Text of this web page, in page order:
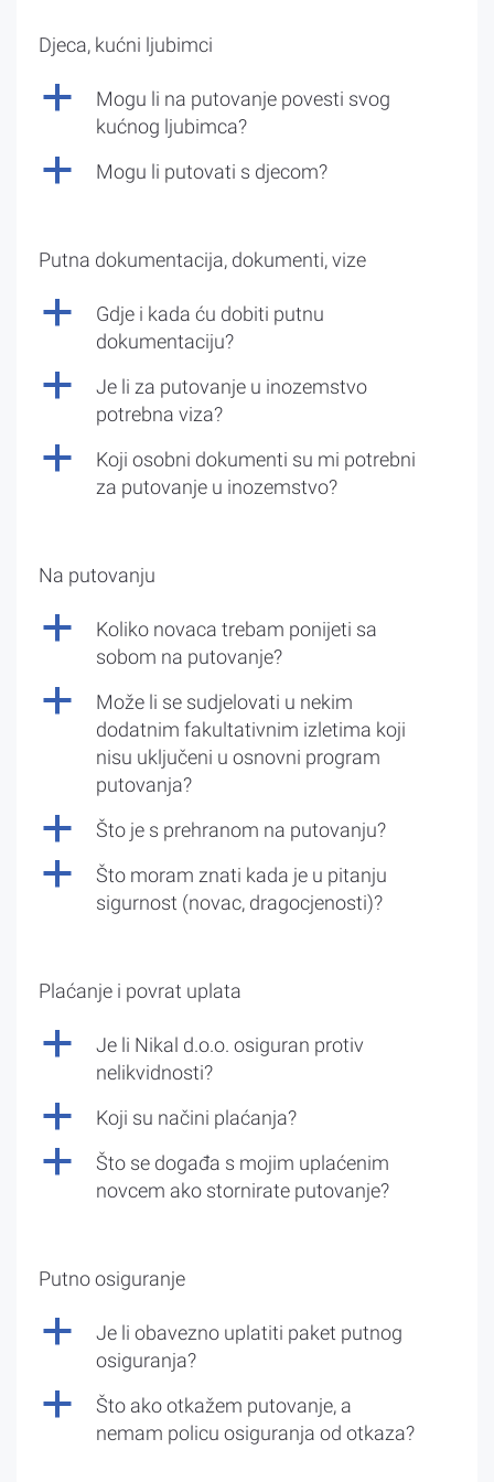
Djeca, kućni ljubimci
a
Mogu li na putovanje povesti svog
kućnog ljubimca?
a Mogu li putovati s djecom?
Putna dokumentacija, dokumenti, vize
a
Gdje i kada ću dobiti putnu
dokumentaciju?
a
Je li za putovanje u inozemstvo
potrebna viza?
a
Koji osobni dokumenti su mi potrebni
za putovanje u inozemstvo?
Na putovanju
a
Koliko novaca trebam ponijeti sa
sobom na putovanje?
a
Može li se sudjelovati u nekim
dodatnim fakultativnim izletima koji
nisu uključeni u osnovni program
putovanja?
a Što je s prehranom na putovanju?
a
Što moram znati kada je u pitanju
sigurnost (novac, dragocjenosti)?
Plaćanje i povrat uplata
a
Je li Nikal d.o.o. osiguran protiv
nelikvidnosti?
a Koji su načini plaćanja?
a
Što se događa s mojim uplaćenim
novcem ako stornirate putovanje?
Putno osiguranje
a
Je li obavezno uplatiti paket putnog
osiguranja?
a
Što ako otkažem putovanje, a
nemam policu osiguranja od otkaza?